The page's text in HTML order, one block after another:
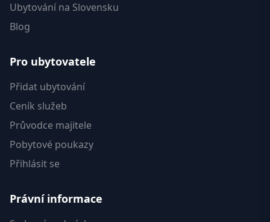
Ubytování na Slovensku
Blog
Pro ubytovatele
Přidat ubytování
Ceník služeb
Průvodce majitele
Pobytové poukazy
Přihlásit se
Právní informace